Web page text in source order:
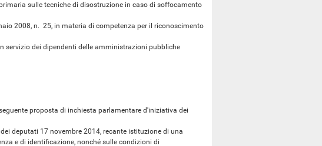
sulle tecniche di disostruzione in caso di soffocamento
2008, n. 25, in materia di competenza per il riconoscimento
dei dipendenti delle amministrazioni pubbliche
proposta di inchiesta parlamentare d'iniziativa dei
deputati 17 novembre 2014, recante istituzione di una
e di identificazione, nonché sulle condizioni di